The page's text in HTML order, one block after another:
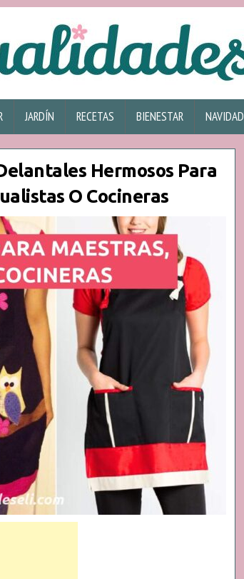
JARDÍN RECETAS BIENESTAR NAVIDAD
Hermosos Para
O Cocineras